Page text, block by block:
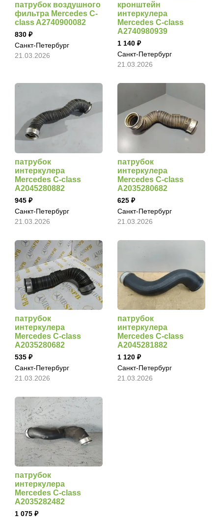
патрубок воздушного
фильтра Mercedes C-
class A2740900082
830
Санкт-Петербург
21.03.2026
кронштейн
интеркулера
Mercedes C-class
A2740980939
1 140
Санкт-Петербург
21.03.2026
патрубок
интеркулера
Mercedes C-class
A2045280882
945
Санкт-Петербург
21.03.2026
патрубок
интеркулера
Mercedes C-class
A2035280682
625
Санкт-Петербург
21.03.2026
патрубок
интеркулера
Mercedes C-class
A2035280682
535
Санкт-Петербург
21.03.2026
патрубок
интеркулера
Mercedes C-class
A2045281882
1 120
Санкт-Петербург
21.03.2026
патрубок
интеркулера
Mercedes C-class
A2035282482
1 075